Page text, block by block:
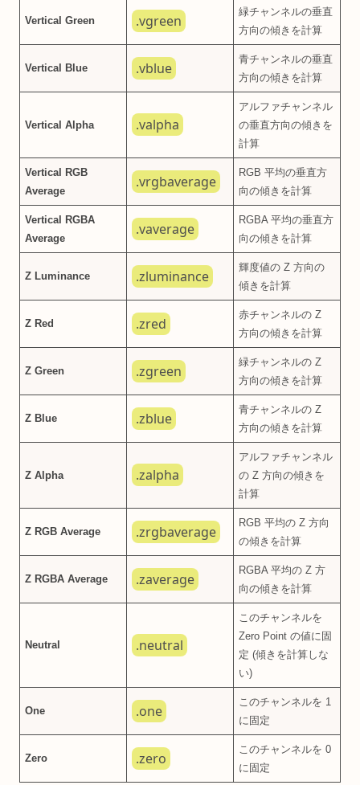
Vertical Green .vgreen
緑チャンネルの垂直
方向の傾きを計算
Vertical Blue .vblue
青チャンネルの垂直
方向の傾きを計算
Vertical Alpha .valpha
アルファチャンネル
の垂直方向の傾きを
計算
Vertical RGB
Average
.vrgbaverage
RGB 平均の垂直方
向の傾きを計算
Vertical RGBA
Average
.vaverage
RGBA 平均の垂直方
向の傾きを計算
Z Luminance .zluminance
輝度値の Z 方向の
傾きを計算
Z Red .zred
赤チャンネルの Z
方向の傾きを計算
Z Green .zgreen
緑チャンネルの Z
方向の傾きを計算
Z Blue .zblue
青チャンネルの Z
方向の傾きを計算
Z Alpha .zalpha
アルファチャンネル
の Z 方向の傾きを
計算
Z RGB Average .zrgbaverage
RGB 平均の Z 方向
の傾きを計算
Z RGBA Average .zaverage
RGBA 平均の Z 方
向の傾きを計算
Neutral .neutral
このチャンネルを
Zero Point の値に固
定 (傾きを計算しな
い)
One .one
このチャンネルを 1
に固定
Zero .zero
このチャンネルを 0
に固定